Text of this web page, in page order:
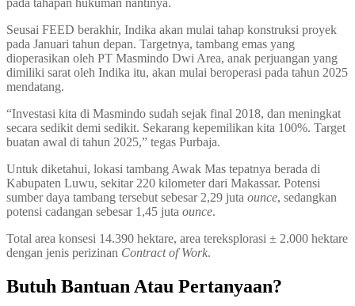
pada tahapan hukuman nantinya.
Seusai FEED berakhir, Indika akan mulai tahap konstruksi proyek
pada Januari tahun depan. Targetnya, tambang emas yang
dioperasikan oleh PT Masmindo Dwi Area, anak perjuangan yang
dimiliki sarat oleh Indika itu, akan mulai beroperasi pada tahun 2025
mendatang.
“Investasi kita di Masmindo sudah sejak final 2018, dan meningkat
secara sedikit demi sedikit. Sekarang kepemilikan kita 100%. Target
buatan awal di tahun 2025,” tegas Purbaja.
Untuk diketahui, lokasi tambang Awak Mas tepatnya berada di
Kabupaten Luwu, sekitar 220 kilometer dari Makassar. Potensi
sumber daya tambang tersebut sebesar 2,29 juta ounce, sedangkan
potensi cadangan sebesar 1,45 juta ounce.
Total area konsesi 14.390 hektare, area tereksplorasi ± 2.000 hektare
dengan jenis perizinan Contract of Work.
Butuh Bantuan Atau Pertanyaan?